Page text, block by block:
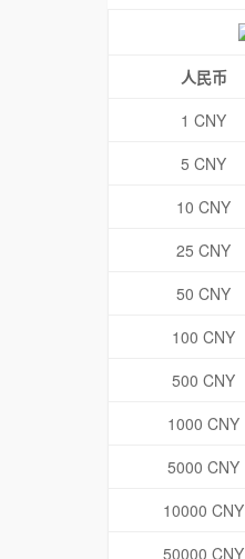
人民币
1 CNY
5 CNY
10 CNY
25 CNY
50 CNY
100 CNY
500 CNY
1000 CNY
5000 CNY
10000 CNY
50000 CNY